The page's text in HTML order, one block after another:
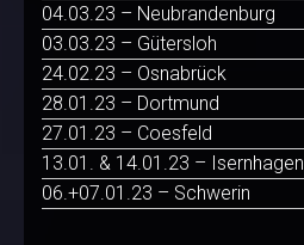
04.03.23 – Neubrandenburg
03.03.23 – Gütersloh
24.02.23 – Osnabrück
28.01.23 – Dortmund
27.01.23 – Coesfeld
13.01. & 14.01.23 – Isernhagen
06.+07.01.23 – Schwerin